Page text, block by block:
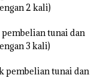
2 kali)
pembelian tunai dan
3 kali)
pembelian tunai dan